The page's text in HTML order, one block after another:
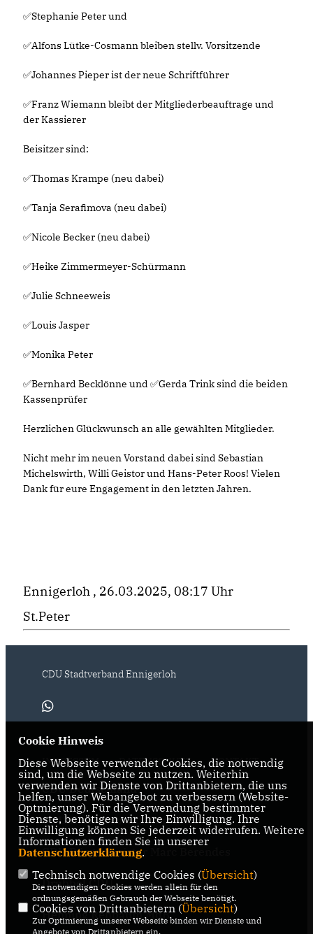
✅Stephanie Peter und
✅Alfons Lütke-Cosmann bleiben stellv. Vorsitzende
✅Johannes Pieper ist der neue Schriftführer
✅Franz Wiemann bleibt der Mitgliederbeauftrage und
der Kassierer
Beisitzer sind:
✅Thomas Krampe (neu dabei)
✅Tanja Serafimova (neu dabei)
✅Nicole Becker (neu dabei)
✅Heike Zimmermeyer-Schürmann
✅Julie Schneeweis
✅Louis Jasper
✅Monika Peter
✅Bernhard Becklönne und ✅Gerda Trink sind die beiden
Kassenprüfer
Herzlichen Glückwunsch an alle gewählten Mitglieder.
Nicht mehr im neuen Vorstand dabei sind Sebastian
Michelswirth, Willi Geistor und Hans-Peter Roos! Vielen
Dank für eure Engagement in den letzten Jahren.
Ennigerloh , 26.03.2025, 08:17 Uhr
St.Peter
CDU Stadtverband Ennigerloh
IMPRESSUM DATENSCHUTZ KONTAKT
CDU Deutschland
CDU Kreisverband Warendorf-
Beckum
CDU Bürgermeister Marc Berendes
Drubbel CDU
Henning Rehbaum MdB
Cookie Hinweis
Diese Webseite verwendet Cookies, die notwendig
sind, um die Webseite zu nutzen. Weiterhin
verwenden wir Dienste von Drittanbietern, die uns
helfen, unser Webangebot zu verbessern (Website-
Optmierung). Für die Verwendung bestimmter
Dienste, benötigen wir Ihre Einwilligung. Ihre
Einwilligung können Sie jederzeit widerrufen. Weitere
Informationen finden Sie in unserer
Datenschutzerklärung.
Technisch notwendige Cookies (Übersicht)
Die notwendigen Cookies werden allein für den
ordnungsgemäßen Gebrauch der Webseite benötigt.
Cookies von Drittanbietern (Übersicht)
Zur Optimierung unserer Webseite binden wir Dienste und
Angebote von Drittanbietern ein.